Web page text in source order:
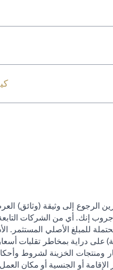
الرجوع إلى وثيقة (وثائق)
إنك. أي من الشركات التابعة
للمبلغ الأصلي
دراية بمخاطر تقلبات
ومنتجات الخزينة لشروط
الإقامة أو الجنسية أو مكان